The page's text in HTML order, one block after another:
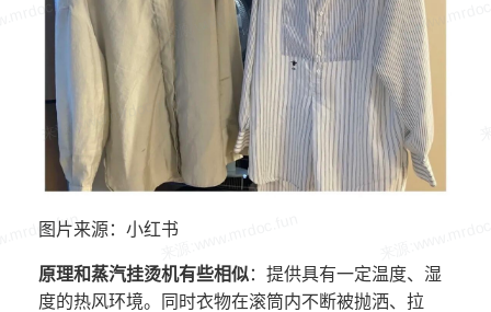
图片来源：小红书
原理和蒸汽挂烫机有些相似：提供具有一定温度、湿
度的热风环境。同时衣物在滚筒内不断被抛洒、拉